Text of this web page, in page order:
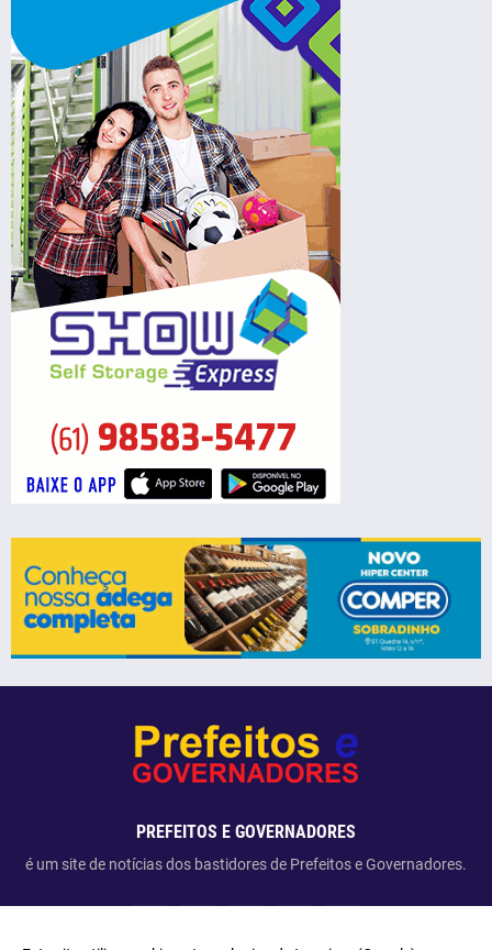
PREFEITOS E GOVERNADORES
é um site de notícias dos bastidores de Prefeitos e Governadores.